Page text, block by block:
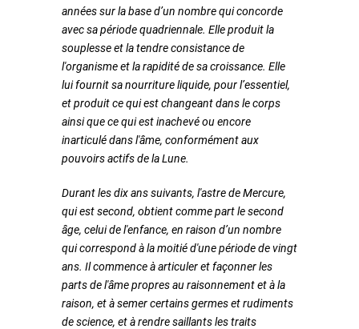
années sur la base d’un nombre qui concorde
avec sa période quadriennale. Elle produit la
souplesse et la tendre consistance de
l'organisme et la rapidité de sa croissance. Elle
lui fournit sa nourriture liquide, pour l’essentiel,
et produit ce qui est changeant dans le corps
ainsi que ce qui est inachevé ou encore
inarticulé dans l'âme, conformément aux
pouvoirs actifs de la Lune.
Durant les dix ans suivants, l'astre de Mercure,
qui est second, obtient comme part le second
âge, celui de l'enfance, en raison d’un nombre
qui correspond à la moitié d'une période de vingt
ans. Il commence à articuler et façonner les
parts de l'âme propres au raisonnement et à la
raison, et à semer certains germes et rudiments
de science, et à rendre saillants les traits